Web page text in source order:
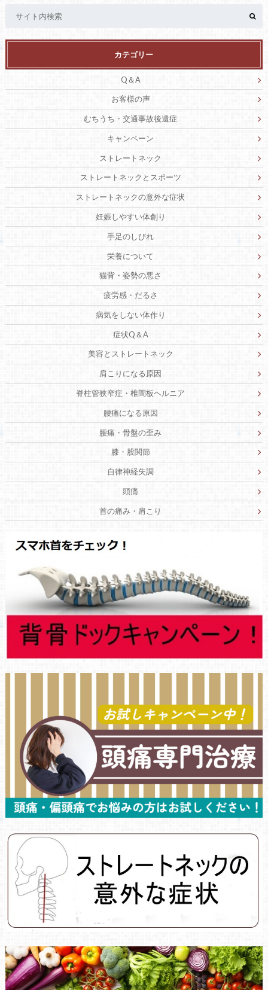
カテゴリー
Q＆A
お客様の声
むちうち・交通事故後遺症
キャンペーン
ストレートネック
ストレートネックとスポーツ
ストレートネックの意外な症状
妊娠しやすい体創り
手足のしびれ
栄養について
猫背・姿勢の悪さ
疲労感・だるさ
病気をしない体作り
症状Q＆A
美容とストレートネック
肩こりになる原因
脊柱管狭窄症・椎間板ヘルニア
腰痛になる原因
腰痛・骨盤の歪み
膝・股関節
自律神経失調
頭痛
首の痛み・肩こり